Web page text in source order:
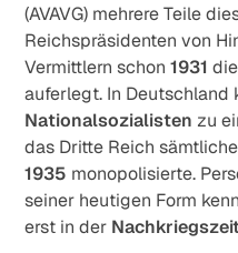
(AVAVG) mehrere Teile
Reichspräsidenten von
Vermittlern schon1931
auferlegt. In Deutschland
Nationalsozialisten zu
das Dritte Reich
1935 monopolisierte.
seiner heutigen Form
erst in der